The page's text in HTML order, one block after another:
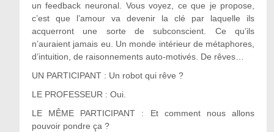
un feedback neuronal. Vous voyez, ce que je propose,
c’est que l’amour va devenir la clé par laquelle ils
acquerront une sorte de subconscient. Ce qu’ils
n’auraient jamais eu. Un monde intérieur de métaphores,
d’intuition, de raisonnements auto-motivés. De rêves…
UN PARTICIPANT : Un robot qui rêve ?
LE PROFESSEUR : Oui.
LE MÊME PARTICIPANT : Et comment nous allons
pouvoir pondre ça ?